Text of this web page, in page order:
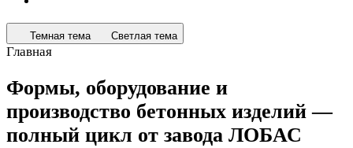
Темная тема Светлая тема
Главная
Формы, оборудование и
производство бетонных изделий —
полный цикл от завода ЛОБАС